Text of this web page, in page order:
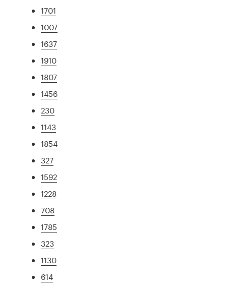
1701
1007
1637
1910
1807
1456
230
1143
1854
327
1592
1228
708
1785
323
1130
614